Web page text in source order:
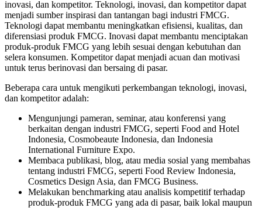
inovasi, dan kompetitor. Teknologi, inovasi, dan kompetitor dapat
menjadi sumber inspirasi dan tantangan bagi industri FMCG.
Teknologi dapat membantu meningkatkan efisiensi, kualitas, dan
diferensiasi produk FMCG. Inovasi dapat membantu menciptakan
produk-produk FMCG yang lebih sesuai dengan kebutuhan dan
selera konsumen. Kompetitor dapat menjadi acuan dan motivasi
untuk terus berinovasi dan bersaing di pasar.
Beberapa cara untuk mengikuti perkembangan teknologi, inovasi,
dan kompetitor adalah:
Mengunjungi pameran, seminar, atau konferensi yang
berkaitan dengan industri FMCG, seperti Food and Hotel
Indonesia, Cosmobeaute Indonesia, dan Indonesia
International Furniture Expo.
Membaca publikasi, blog, atau media sosial yang membahas
tentang industri FMCG, seperti Food Review Indonesia,
Cosmetics Design Asia, dan FMCG Business.
Melakukan benchmarking atau analisis kompetitif terhadap
produk-produk FMCG yang ada di pasar, baik lokal maupun